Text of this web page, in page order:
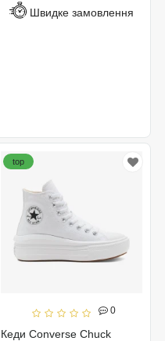
Швидке замовлення
0
Кеди Converse Chuck
top